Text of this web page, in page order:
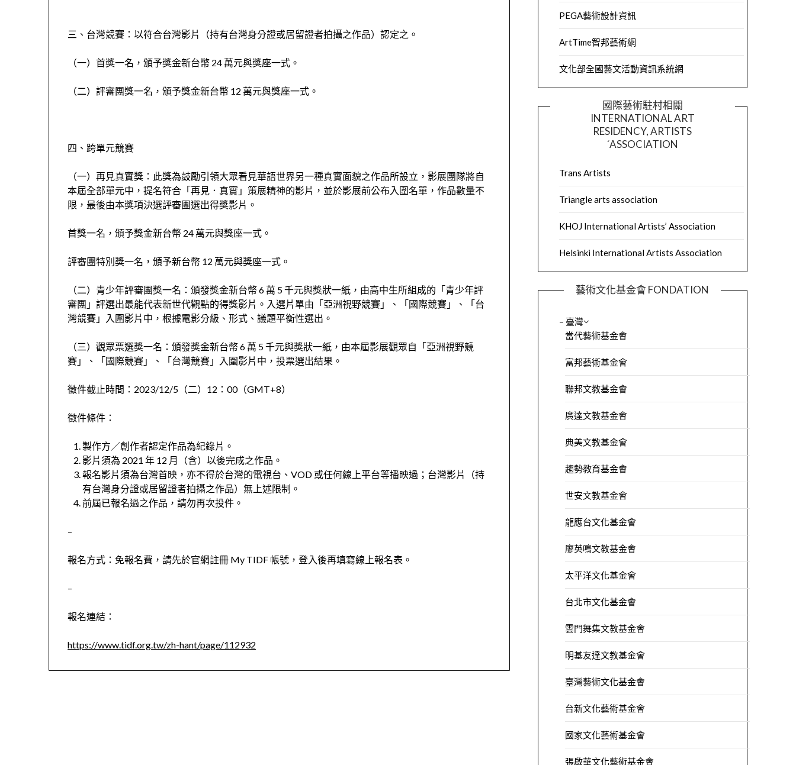
三、台灣競賽：以符合台灣影片（持有台灣身分證或居留證者拍攝之作品）認定之。
（一）首獎一名，頒予獎金新台幣 24 萬元與獎座一式。
（二）評審團獎一名，頒予獎金新台幣 12 萬元與獎座一式。
四、跨單元競賽
（一）再見真實獎：此獎為鼓勵引領大眾看見華語世界另一種真實面貌之作品所設立，影展團隊將自
本屆全部單元中，提名符合「再見．真實」策展精神的影片，並於影展前公布入圍名單，作品數量不
限，最後由本獎項決選評審團選出得獎影片。
首獎一名，頒予獎金新台幣 24 萬元與獎座一式。
評審團特別獎一名，頒予新台幣 12 萬元與獎座一式。
（二）青少年評審團獎一名：頒發獎金新台幣 6 萬 5 千元與獎狀一紙，由高中生所組成的「青少年評
審團」評選出最能代表新世代觀點的得獎影片。入選片單由「亞洲視野競賽」、「國際競賽」、「台
灣競賽」入圍影片中，根據電影分級、形式、議題平衡性選出。
（三）觀眾票選獎一名：頒發獎金新台幣 6 萬 5 千元與獎狀一紙，由本屆影展觀眾自「亞洲視野競
賽」、「國際競賽」、「台灣競賽」入圍影片中，投票選出結果。
徵件截止時間：2023/12/5（二）12：00（GMT+8）
徵件條件：
製作方／創作者認定作品為紀錄片。
影片須為 2021 年 12 月（含）以後完成之作品。
報名影片須為台灣首映，亦不得於台灣的電視台、VOD 或任何線上平台等播映過；台灣影片（持
有台灣身分證或居留證者拍攝之作品）無上述限制。
前屆已報名過之作品，請勿再次投件。
–
報名方式：免報名費，請先於官網註冊 My TIDF 帳號，登入後再填寫線上報名表。
–
報名連結：
https://www.tidf.org.tw/zh-hant/page/112932
PEGA藝術設計資訊
ArtTime智邦藝術網
文化部全國藝文活動資訊系統網
國際藝術駐村相關
INTERNATIONAL ART
RESIDENCY, ARTISTS
´ASSOCIATION
Trans Artists
Triangle arts association
KHOJ International Artists’ Association
Helsinki International Artists Association
藝術文化基金會 FONDATION
– 臺灣
當代藝術基金會
富邦藝術基金會
聯邦文教基金會
廣達文教基金會
典美文教基金會
趨勢教育基金會
世安文教基金會
龍應台文化基金會
廖英鳴文教基金會
太平洋文化基金會
台北市文化基金會
雲門舞集文教基金會
明基友達文教基金會
臺灣藝術文化基金會
台新文化藝術基金會
國家文化藝術基金會
張啟華文化藝術基金會